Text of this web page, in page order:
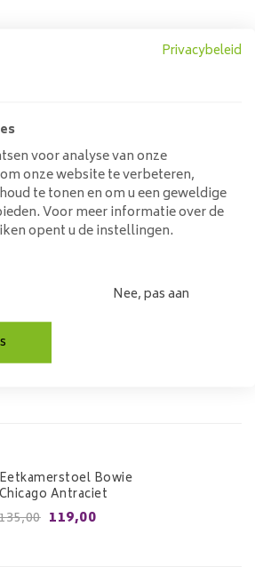
Eetkamerstoel Noah oyster
Velvet Draaibaar
159,00 139,00
Eetkamerstoel May
antraciet | Zithoogte 48cm
Eetkamerstoel Bowie
Chicago Antraciet
135,00 119,00
Privacybeleid
voor analyse van onze
onze website te verbeteren,
te tonen en om u een geweldige
Voor meer informatie over de
opent u de instellingen.
Nee, pas aan